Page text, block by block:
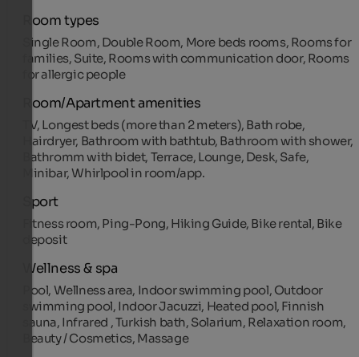
Room types
Single Room, Double Room, More beds rooms, Rooms for
families, Suite, Rooms with communication door, Rooms
for allergic people
Room/Apartment amenities
TV, Longest beds (more than 2 meters), Bath robe,
Hairdryer, Bathroom with bathtub, Bathroom with shower,
Bathromm with bidet, Terrace, Lounge, Desk, Safe,
Minibar, Whirlpool in room/app.
Sport
Fitness room, Ping-Pong, Hiking Guide, Bike rental, Bike
deposit
Wellness & spa
Pool, Wellness area, Indoor swimming pool, Outdoor
swimming pool, Indoor Jacuzzi, Heated pool, Finnish
sauna, Infrared , Turkish bath, Solarium, Relaxation room,
Beauty / Cosmetics, Massage